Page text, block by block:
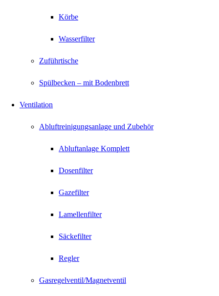
Körbe
Wasserfilter
Zuführtische
Spülbecken – mit Bodenbrett
Ventilation
Abluftreinigungsanlage und Zubehör
Abluftanlage Komplett
Dosenfilter
Gazefilter
Lamellenfilter
Säckefilter
Regler
Gasregelventil/Magnetventil